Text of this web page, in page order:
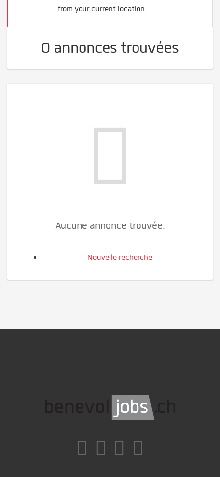
from your current location.
0 annonces trouvées
Aucune annonce trouvée.
Nouvelle recherche